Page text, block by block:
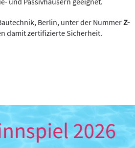
Berlin, unter der NummerZ-
damit zertifizierte Sicherheit.